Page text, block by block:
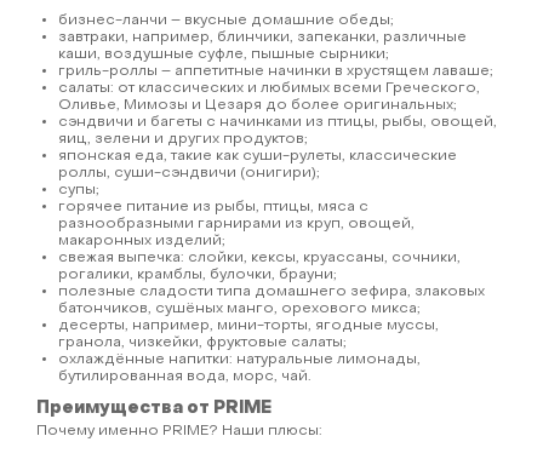
бизнес-ланчи – вкусные домашние обеды;
завтраки, например, блинчики, запеканки, различные
каши, воздушные суфле, пышные сырники;
гриль-роллы – аппетитные начинки в хрустящем лаваше;
салаты: от классических и любимых всеми Греческого,
Оливье, Мимозы и Цезаря до более оригинальных;
сэндвичи и багеты с начинками из птицы, рыбы, овощей,
яиц, зелени и других продуктов;
японская еда, такие как суши-рулеты, классические
роллы, суши-сэндвичи (онигири);
супы;
горячее питание из рыбы, птицы, мяса с
разнообразными гарнирами из круп, овощей,
макаронных изделий;
свежая выпечка: слойки, кексы, круассаны, сочники,
рогалики, крамблы, булочки, брауни;
полезные сладости типа домашнего зефира, злаковых
батончиков, сушёных манго, орехового микса;
десерты, например, мини-торты, ягодные муссы,
гранола, чизкейки, фруктовые салаты;
охлаждённые напитки: натуральные лимонады,
бутилированная вода, морс, чай.
Преимущества от PRIME
Почему именно PRIME? Наши плюсы: